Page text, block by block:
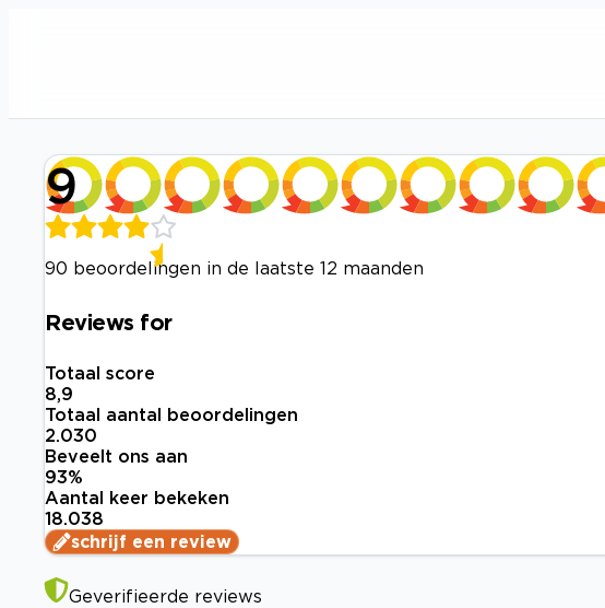
9
90 beoordelingen in de laatste 12 maanden
Reviews for
Totaal score
8,9
Totaal aantal beoordelingen
2.030
Beveelt ons aan
93%
Aantal keer bekeken
18.038
schrijf een review
Geverifieerde reviews